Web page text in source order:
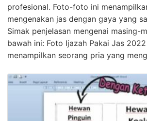
profesional. Foto-foto ini
mengenakan jas dengan gaya yang
Simak penjelasan mengenai masing-
bawah ini: Foto Ijazah Pakai Jas
menampilkan seorang pria yang